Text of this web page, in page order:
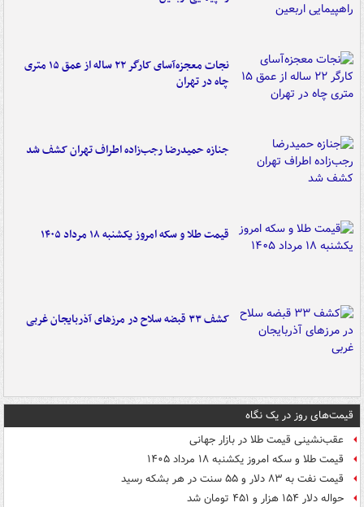
نجات معجزه‌آسای کارگر ۲۲ ساله از عمق ۱۵ متری
چاه در تهران
جنازه حمیدرضا رجب‌زاده اطراف تهران کشف شد
قیمت طلا و سکه امروز یکشنبه ۱۸ مرداد ۱۴۰۵
کشف ۳۳ قبضه سلاح در مرزهای آذربایجان غربی
قیمت‌های روز در یک نگاه
عقب‌نشینی قیمت طلا در بازار جهانی
قیمت طلا و سکه امروز یکشنبه ۱۸ مرداد ۱۴۰۵
قیمت نفت به ۸۳ دلار و ۵۵ سنت در هر بشکه رسید
حواله دلار ۱۵۴ هزار و ۴۵۱ تومان شد